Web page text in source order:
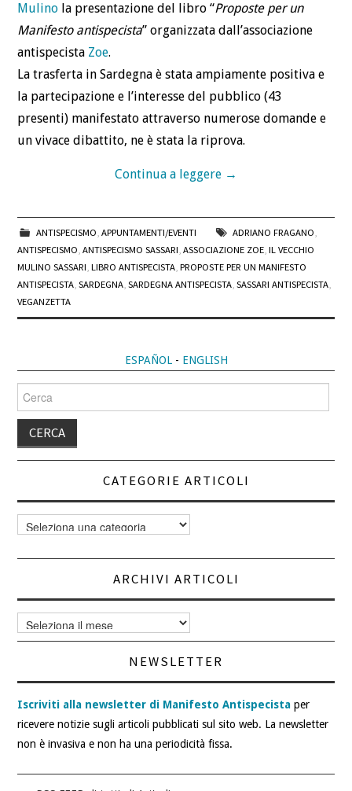
Mulino la presentazione del libro “Proposte per un
Manifesto antispecista” organizzata dall’associazione
antispecista Zoe.
La trasferta in Sardegna è stata ampiamente positiva e
la partecipazione e l’interesse del pubblico (43
presenti) manifestato attraverso numerose domande e
un vivace dibattito, ne è stata la riprova.
Continua a leggere →
ANTISPECISMO APPUNTAMENTI/EVENTI ADRIANO FRAGANO
ANTISPECISMO ,ANTISPECISMO SASSARI ,ASSOCIAZIONE ZOE ,IL VECCHIO
MULINO SASSARI ,LIBRO ANTISPECISTA ,PROPOSTE PER UN MANIFESTO
ANTISPECISTA ,SARDEGNA ,SARDEGNA ANTISPECISTA ,SASSARI ANTISPECISTA
VEGANZETTA
ESPAÑOL- ENGLISH
per:
CATEGORIE ARTICOLI
Categorie
articoli
ARCHIVI ARTICOLI
Archivi
articoli
NEWSLETTER
Iscriviti alla newsletter di Manifesto Antispecista per
ricevere notizie sugli articoli pubblicati sul sito web. La newsletter
non è invasiva e non ha una periodicità fissa.